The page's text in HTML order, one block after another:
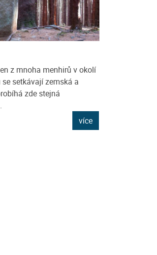
z mnoha menhirů v okolí
setkávají zemská a
zde stejná
více